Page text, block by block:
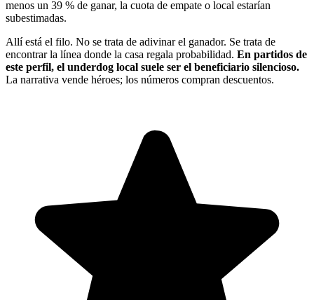
menos un 39 % de ganar, la cuota de empate o local estarían
subestimadas.
Allí está el filo. No se trata de adivinar el ganador. Se trata de
encontrar la línea donde la casa regala probabilidad. En partidos de
este perfil, el underdog local suele ser el beneficiario silencioso.
La narrativa vende héroes; los números compran descuentos.